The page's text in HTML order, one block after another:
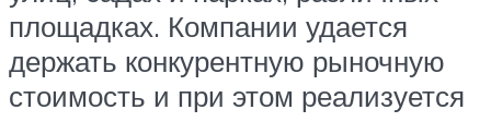
площадках. Компании удается
держать конкурентную рыночную
стоимость и при этом реализуется